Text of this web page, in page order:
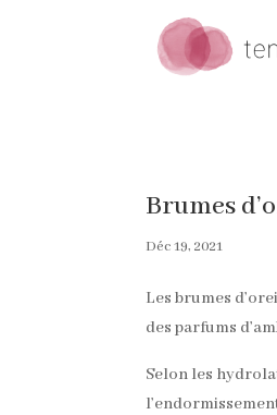
Brumes
Déc 19, 2021
Les brumes
des parfums
Selon les